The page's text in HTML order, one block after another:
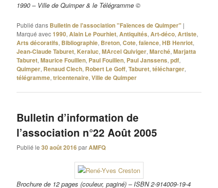
1990 – Ville de Quimper & le Télégramme ©
Publié dans Bulletin de l'association "Faïences de Quimper" |
Marqué avec1990,Alain Le Pourhiet,Antiquités,Art-déco,Artiste,
Arts décoratifs, Bibliographie, Breton,Cote,faïence,HB Henriot,
Jean-Claude Taburet, Keraluc,MArcel Quiviger,Marché,Marjatta
Taburet,Maurice Fouillen, Paul Fouillen, Paul Janssens,pdf,
Quimper, Renaud Clech, Robert Le Goff,Taburet,télécharger,
télégramme,tricentenaire,Ville de Quimper
Bulletin d’information de
l’association n°22 Août 2005
Publié le30 août 2016parAMFQ
Brochure de 12 pages (couleur, paginé) – ISBN 2-914009-19-4